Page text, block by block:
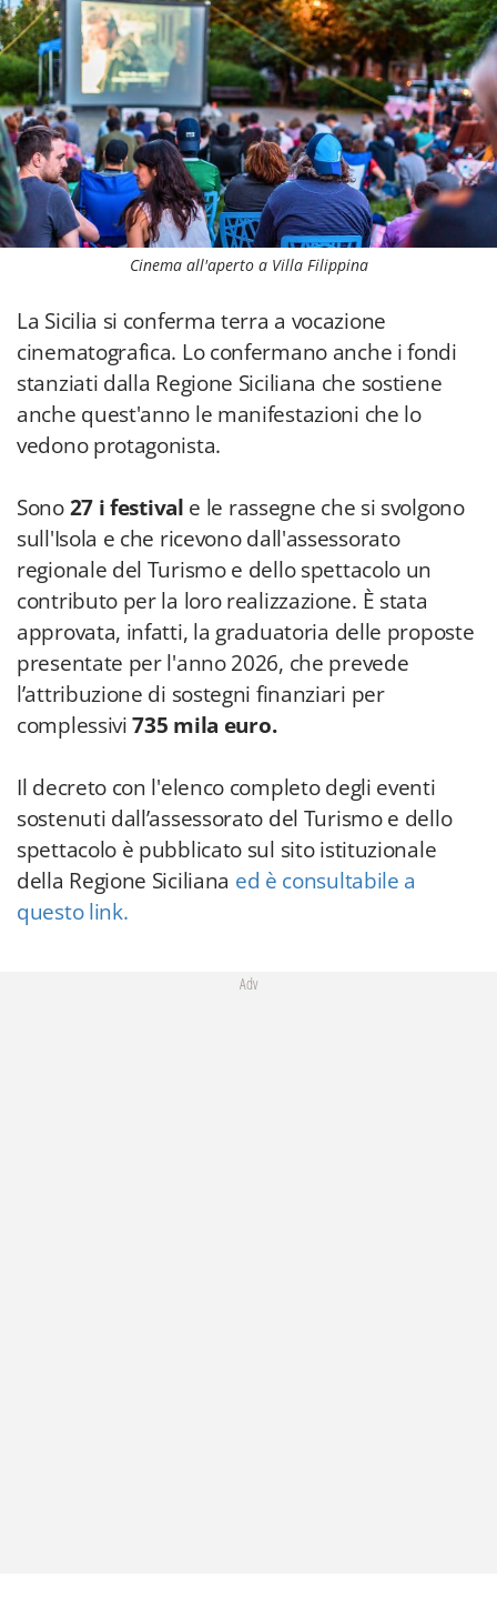
Cinema all'aperto a Villa Filippina
La Sicilia si conferma terra a vocazione
cinematografica. Lo confermano anche i fondi
stanziati dalla Regione Siciliana che sostiene
anche quest'anno le manifestazioni che lo
vedono protagonista.
Sono27 i festival e le rassegne che si svolgono
sull'Isola e che ricevono dall'assessorato
regionale del Turismo e dello spettacolo un
contributo per la loro realizzazione. È stata
approvata, infatti, la graduatoria delle proposte
presentate per l'anno 2026, che prevede
l’attribuzione di sostegni finanziari per
complessivi735 mila euro.
Il decreto con l'elenco completo degli eventi
sostenuti dall’assessorato del Turismo e dello
spettacolo è pubblicato sul sito istituzionale
della Regione Siciliana ed è consultabile a
questo link.
Adv